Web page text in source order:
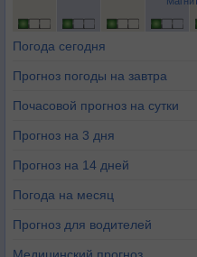
Погода сегодня
Прогноз погоды на завтра
Почасовой прогноз на сутки
Прогноз на 3 дня
Прогноз на 14 дней
Погода на месяц
Прогноз для водителей